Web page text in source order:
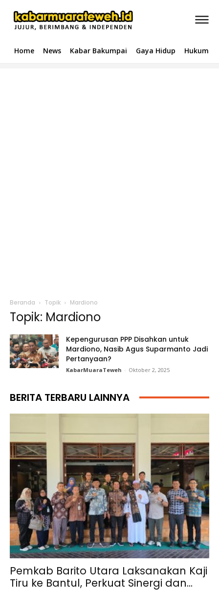
Home News Kabar Bakumpai Gaya Hidup Hukum &
Beranda Topik Mardiono
Topik: Mardiono
Kepengurusan PPP Disahkan untuk
Mardiono, Nasib Agus Suparmanto Jadi
Pertanyaan?
KabarMuaraTeweh - Oktober 2, 2025
BERITA TERBARU LAINNYA
Pemkab Barito Utara Laksanakan Kaji
Tiru ke Bantul, Perkuat Sinergi dan...